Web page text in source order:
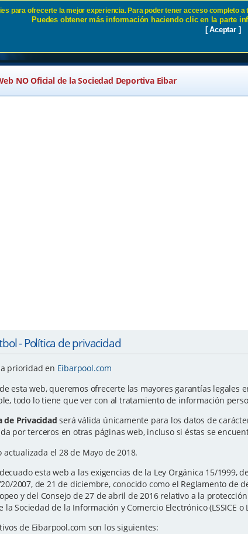
privacidad SD Eibar
NO Oficial de la Sociedad Deportiva Eibar
- Política de privacidad
prioridad en Eibarpool.com
esta web, queremos ofrecerte las mayores garantías
todo lo tiene que ver con al tratamiento de información
de Privacidad será válida únicamente para los datos de
por terceros en otras páginas web, incluso si éstas se
actualizada el 28 de Mayo de 2018.
esta web a las exigencias de la Ley Orgánica 15/1999,
2007, de 21 de diciembre, conocido como el Reglamento de
y del Consejo de 27 de abril de 2016 relativo a la
la Sociedad de la Información y Comercio Electrónico (LSSICE o
de Eibarpool.com son los siguientes:
para ofrecerte la mejor experiencia. Para poder tener acceso completo
Puedes obtener más información haciendo clic en la parte
[ Aceptar ]